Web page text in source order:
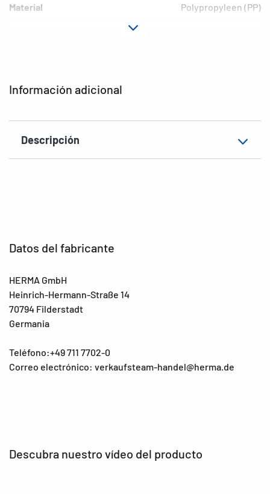
Información adicional
Descripción
Material Polypropyleen (PP)
Datos del fabricante
HERMA GmbH
Heinrich-Hermann-Straße 14
70794 Filderstadt
Germania
Teléfono:+49 711 7702-0
Correo electrónico: verkaufsteam-handel@herma.de
Descubra nuestro vídeo del producto